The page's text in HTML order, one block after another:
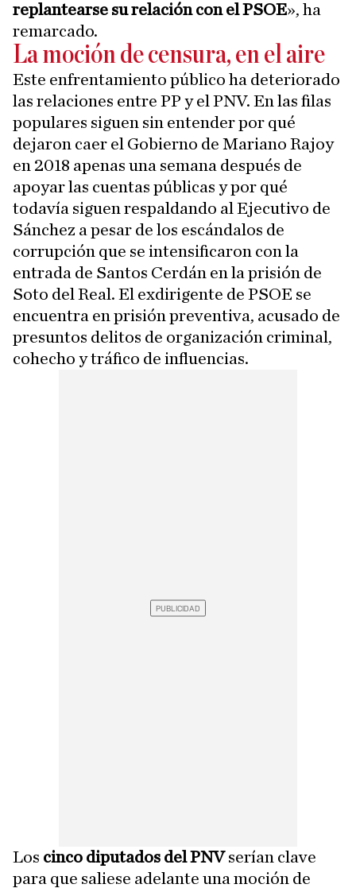
replantearse su relación con el PSOE», ha
remarcado.
La moción de censura, en el aire
Este enfrentamiento público ha deteriorado
las relaciones entre PP y el PNV. En las filas
populares siguen sin entender por qué
dejaron caer el Gobierno de Mariano Rajoy
en 2018 apenas una semana después de
apoyar las cuentas públicas y por qué
todavía siguen respaldando al Ejecutivo de
Sánchez a pesar de los escándalos de
corrupción que se intensificaron con la
entrada de Santos Cerdán en la prisión de
Soto del Real. El exdirigente de PSOE se
encuentra en prisión preventiva, acusado de
presuntos delitos de organización criminal,
cohecho y tráfico de influencias.
Los cinco diputados del PNVserían clave
para que saliese adelante una moción de